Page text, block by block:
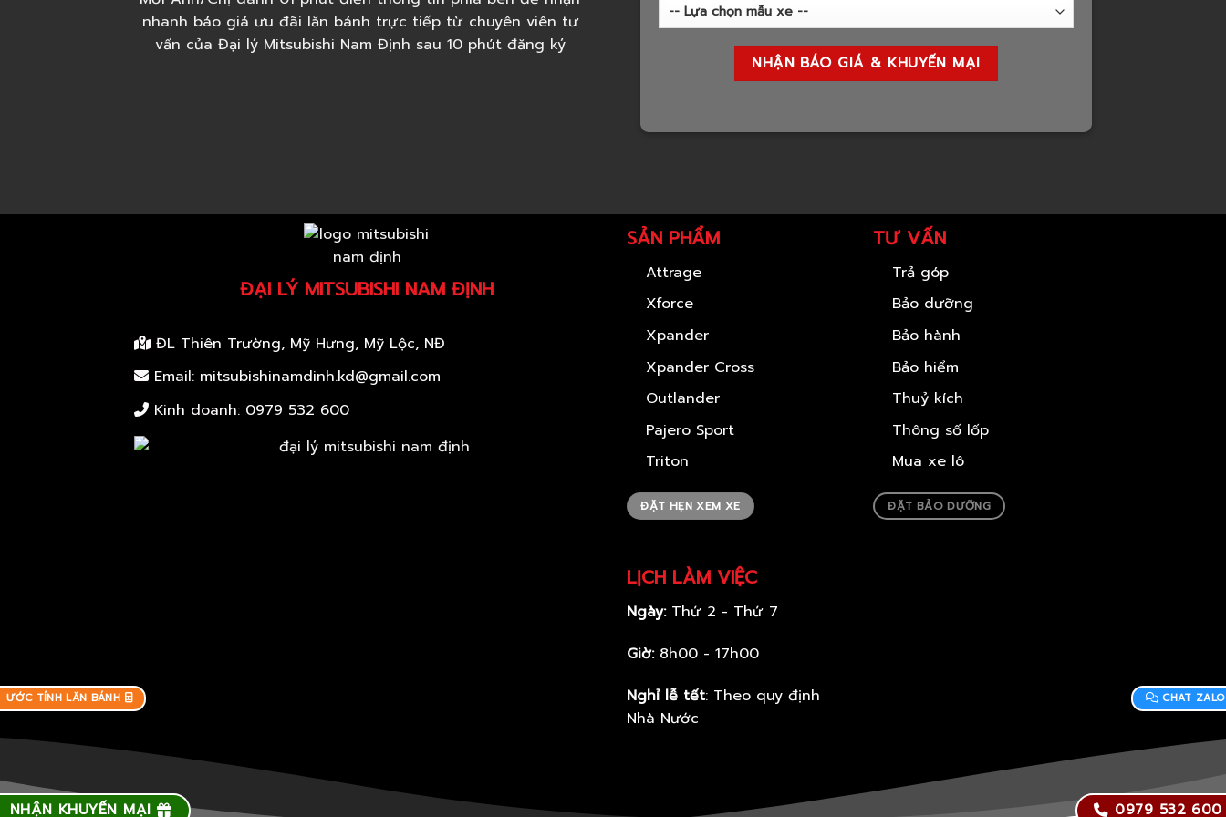
nhanh báo giá ưu đãi lăn bánh trực tiếp từ chuyên viên tư
vấn của Đại lý Mitsubishi Nam Định sau 10 phút đăng ký
ĐẠI LÝ MITSUBISHI NAM ĐỊNH
ĐL Thiên Trường, Mỹ Hưng, Mỹ Lộc, NĐ
Email: mitsubishinamdinh.kd@gmail.com
Kinh doanh: 0979 532 600
SẢN PHẨM
Attrage
Xforce
Xpander
Xpander Cross
Outlander
Pajero Sport
Triton
ĐẶT HẸN XEM XE
LỊCH LÀM VIỆC
Ngày:Thứ 2 - Thứ 7
Giờ:8h00 - 17h00
Nghỉ lễ tết: Theo quy định
Nhà Nước
TƯ VẤN
Trả góp
Bảo dưỡng
Bảo hành
Bảo hiểm
Thuỷ kích
Thông số lốp
Mua xe lô
ĐẶT BẢO DƯỠNG
0979 532 600
CHAT ZALO
NHẬN KHUYẾN MẠI
ƯỚC TÍNH LĂN BÁNH